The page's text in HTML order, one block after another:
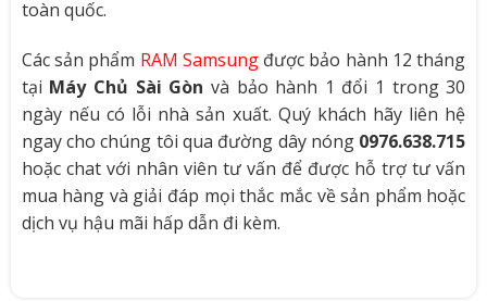
toàn quốc.
Các sản phẩm RAM Samsungđược bảo hành 12 tháng
tại Máy Chủ Sài Gòn và bảo hành 1 đổi 1 trong 30
ngày nếu có lỗi nhà sản xuất. Quý khách hãy liên hệ
ngay cho chúng tôi qua đường dây nóng 0976.638.715
hoặc chat với nhân viên tư vấn để được hỗ trợ tư vấn
mua hàng và giải đáp mọi thắc mắc về sản phẩm hoặc
dịch vụ hậu mãi hấp dẫn đi kèm.